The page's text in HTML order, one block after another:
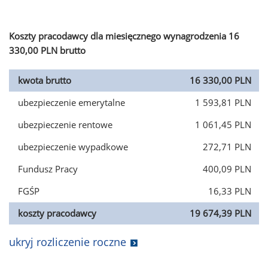
Koszty pracodawcy dla miesięcznego wynagrodzenia 16
330,00 PLN brutto
kwota brutto
16 330,00 PLN
ubezpieczenie emerytalne
1 593,81 PLN
ubezpieczenie rentowe
1 061,45 PLN
ubezpieczenie wypadkowe
272,71 PLN
Fundusz Pracy
400,09 PLN
FGŚP
16,33 PLN
koszty pracodawcy
19 674,39 PLN
ukryj rozliczenie roczne